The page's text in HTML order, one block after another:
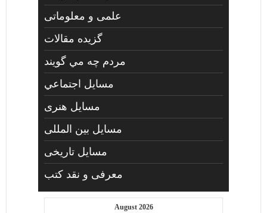
علمی و معلوماتی
گزیده مقالات
مردم چه مي گويند
مسايل اجتماعي
مسايل هنری
مسایل بین المللی
مسایل تاریخی
معرفی و نقد کتب
August 2026